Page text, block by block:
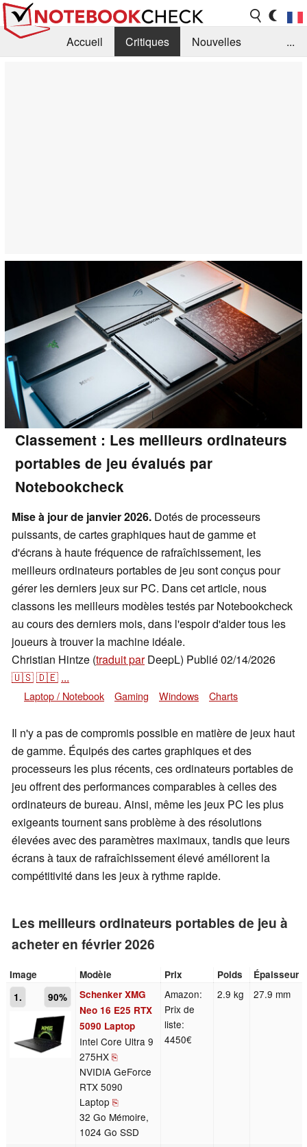
Accueil Critiques
Nouvelles
...
Classement : Les meilleurs ordinateurs
portables de jeu évalués par
Notebookcheck
Mise à jour de janvier 2026. Dotés de processeurs
puissants, de cartes graphiques haut de gamme et
d'écrans à haute fréquence de rafraîchissement, les
meilleurs ordinateurs portables de jeu sont conçus pour
gérer les derniers jeux sur PC. Dans cet article, nous
classons les meilleurs modèles testés par Notebookcheck
au cours des derniers mois, dans l'espoir d'aider tous les
joueurs à trouver la machine idéale.
Christian Hintze (traduit parDeepL) Publié02/14/2026
🇺🇸🇩🇪 ...
Laptop / Notebook Gaming Windows Charts
Il n'y a pas de compromis possible en matière de jeux haut
de gamme. Équipés des cartes graphiques et des
processeurs les plus récents, ces ordinateurs portables de
jeu offrent des performances comparables à celles des
ordinateurs de bureau. Ainsi, même les jeux PC les plus
exigeants tournent sans problème à des résolutions
élevées avec des paramètres maximaux, tandis que leurs
écrans à taux de rafraîchissement élevé améliorent la
compétitivité dans les jeux à rythme rapide.
Les meilleurs ordinateurs portables de jeu à
acheter en février 2026
Image Modèle Prix Poids
Épaisseur
1.
90%
Schenker XMG
Neo 16 E25 RTX
5090 Laptop
Intel Core Ultra 9
275HX ⎘
NVIDIA GeForce
RTX 5090
Laptop ⎘
32 Go Mémoire,
1024 Go SSD
Amazon:
Prix de
liste:
4450€
2.9 kg 27.9 mm